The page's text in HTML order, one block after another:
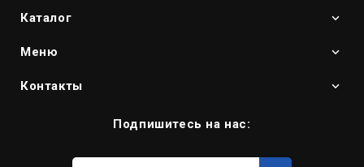
Каталог
Меню
Контакты
Подпишитесь на нас:
Введите